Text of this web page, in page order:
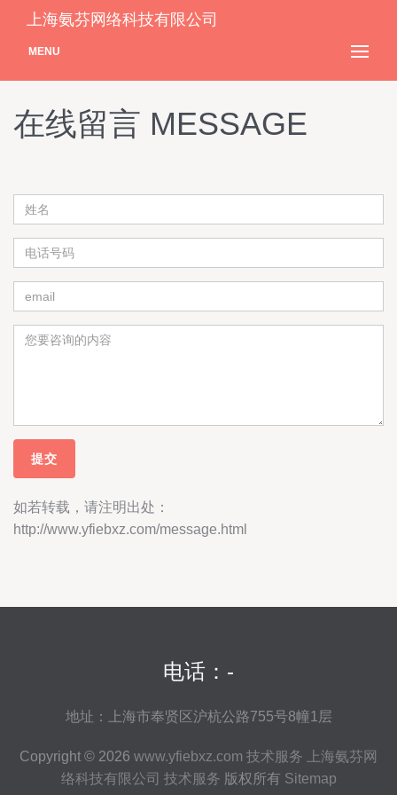
上海氨芬网络科技有限公司
MENU
在线留言 MESSAGE
如若转载，请注明出处：
http://www.yfiebxz.com/message.html
电话：-
地址：上海市奉贤区沪杭公路755号8幢1层
Copyright © 2026 www.yfiebxz.com 技术服务
上海氨芬网
络科技有限公司 技术服务 版权所有 Sitemap